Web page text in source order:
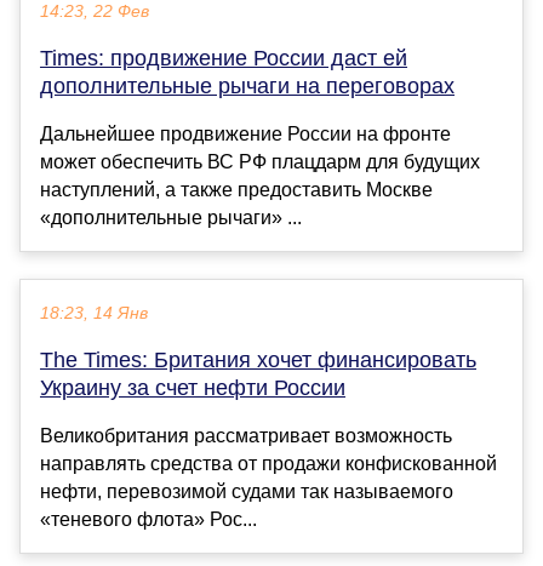
14:23, 22 Фев
Times: продвижение России даст ей
дополнительные рычаги на переговорах
Дальнейшее продвижение России на фронте
может обеспечить ВС РФ плацдарм для будущих
наступлений, а также предоставить Москве
«дополнительные рычаги» ...
18:23, 14 Янв
The Times: Британия хочет финансировать
Украину за счет нефти России
Великобритания рассматривает возможность
направлять средства от продажи конфискованной
нефти, перевозимой судами так называемого
«теневого флота» Рос...